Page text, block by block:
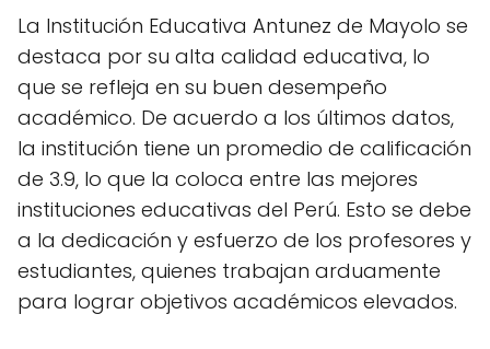
La Institución Educativa Antunez de Mayolo se
destaca por su alta calidad educativa, lo
que se refleja en su buen desempeño
académico. De acuerdo a los últimos datos,
la institución tiene un promedio de calificación
de 3.9, lo que la coloca entre las mejores
instituciones educativas del Perú. Esto se debe
a la dedicación y esfuerzo de los profesores y
estudiantes, quienes trabajan arduamente
para lograr objetivos académicos elevados.